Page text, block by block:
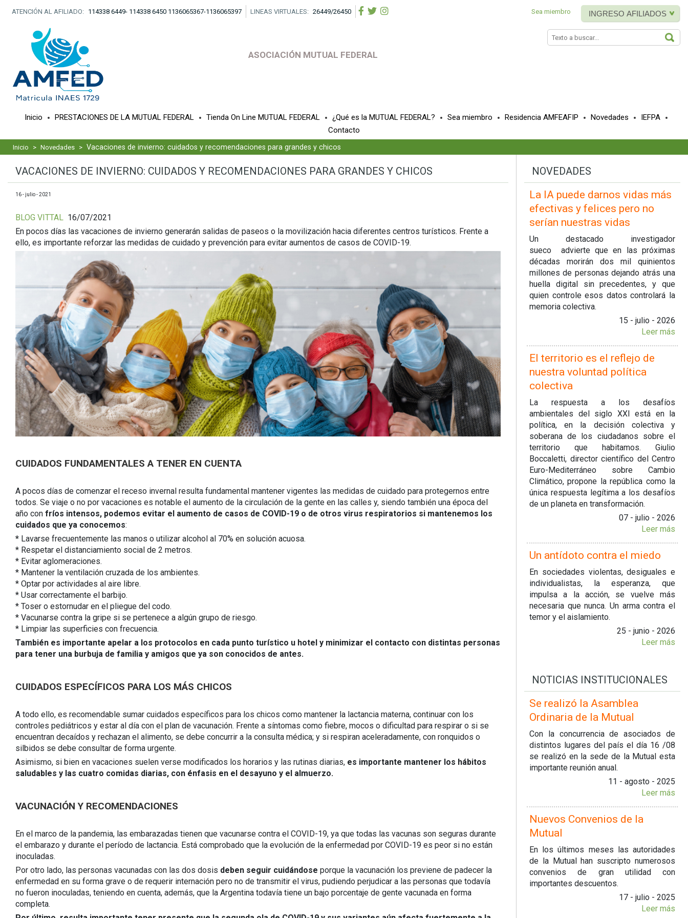
ATENCIÓN AL AFILIADO: 114338 6449- 114338 6450 1136065367-1136065397 LINEAS VIRTUALES: 26449/26450 INGRESO AFILIADOS
Sea miembro
ASOCIACIÓN MUTUAL FEDERAL
Inicio PRESTACIONES DE LA MUTUAL FEDERAL Tienda On Line MUTUAL FEDERAL ¿Qué es la MUTUAL FEDERAL? Sea miembro Residencia AMFEAFIP Novedades
IEFPA
Contacto
Inicio > Novedades > Vacaciones de invierno: cuidados y recomendaciones para grandes y chicos
VACACIONES DE INVIERNO: CUIDADOS Y RECOMENDACIONES PARA GRANDES Y CHICOS
16 - julio - 2021
BLOG VITTAL 16/07/2021
En pocos días las vacaciones de invierno generarán salidas de paseos o la movilización hacia diferentes centros turísticos. Frente a
ello, es importante reforzar las medidas de cuidado y prevención para evitar aumentos de casos de COVID-19.
CUIDADOS FUNDAMENTALES A TENER EN CUENTA
A pocos días de comenzar el receso invernal resulta fundamental mantener vigentes las medidas de cuidado para protegernos entre
todos. Se viaje o no por vacaciones es notable el aumento de la circulación de la gente en las calles y, siendo también una época del
año con fríos intensos, podemos evitar el aumento de casos de COVID-19 o de otros virus respiratorios si mantenemos los
cuidados que ya conocemos:
* Lavarse frecuentemente las manos o utilizar alcohol al 70% en solución acuosa.
* Respetar el distanciamiento social de 2 metros.
* Evitar aglomeraciones.
* Mantener la ventilación cruzada de los ambientes.
* Optar por actividades al aire libre.
* Usar correctamente el barbijo.
* Toser o estornudar en el pliegue del codo.
* Vacunarse contra la gripe si se pertenece a algún grupo de riesgo.
* Limpiar las superficies con frecuencia.
También es importante apelar a los protocolos en cada punto turístico u hotel y minimizar el contacto con distintas personas
para tener una burbuja de familia y amigos que ya son conocidos de antes.
CUIDADOS ESPECÍFICOS PARA LOS MÁS CHICOS
A todo ello, es recomendable sumar cuidados específicos para los chicos como mantener la lactancia materna, continuar con los
controles pediátricos y estar al día con el plan de vacunación. Frente a síntomas como fiebre, mocos o dificultad para respirar o si se
encuentran decaídos y rechazan el alimento, se debe concurrir a la consulta médica; y si respiran aceleradamente, con ronquidos o
silbidos se debe consultar de forma urgente.
Asimismo, si bien en vacaciones suelen verse modificados los horarios y las rutinas diarias, es importante mantener los hábitos
saludables y las cuatro comidas diarias, con énfasis en el desayuno y el almuerzo.
VACUNACIÓN Y RECOMENDACIONES
En el marco de la pandemia, las embarazadas tienen que vacunarse contra el COVID-19, ya que todas las vacunas son seguras durante
el embarazo y durante el período de lactancia. Está comprobado que la evolución de la enfermedad por COVID-19 es peor si no están
inoculadas.
Por otro lado, las personas vacunadas con las dos dosis deben seguir cuidándose porque la vacunación los previene de padecer la
enfermedad en su forma grave o de requerir internación pero no de transmitir el virus, pudiendo perjudicar a las personas que todavía
no fueron inoculadas, teniendo en cuenta, además, que la Argentina todavía tiene un bajo porcentaje de gente vacunada en forma
completa.
NOVEDADES
La IA puede darnos vidas más
efectivas y felices pero no
serían nuestras vidas
Un destacado investigador
sueco advierte que en las próximas
décadas morirán dos mil quinientos
millones de personas dejando atrás una
huella digital sin precedentes, y que
quien controle esos datos controlará la
memoria colectiva.
15 - julio - 2026
Leer más
El territorio es el reflejo de
nuestra voluntad política
colectiva
La respuesta a los desafíos
ambientales del siglo XXI está en la
política, en la decisión colectiva y
soberana de los ciudadanos sobre el
territorio que habitamos. Giulio
Boccaletti, director científico del Centro
Euro-Mediterráneo sobre Cambio
Climático, propone la república como la
única respuesta legítima a los desafíos
de un planeta en transformación.
07 - julio - 2026
Leer más
Un antídoto contra el miedo
En sociedades violentas, desiguales e
individualistas, la esperanza, que
impulsa a la acción, se vuelve más
necesaria que nunca. Un arma contra el
temor y el aislamiento.
25 - junio - 2026
Leer más
NOTICIAS INSTITUCIONALES
Se realizó la Asamblea
Ordinaria de la Mutual
Con la concurrencia de asociados de
distintos lugares del país el día 16 /08
se realizó en la sede de la Mutual esta
importante reunión anual.
11 - agosto - 2025
Leer más
Nuevos Convenios de la
Mutual
En los últimos meses las autoridades
de la Mutual han suscripto numerosos
convenios de gran utilidad con
importantes descuentos.
17 - julio - 2025
Leer más